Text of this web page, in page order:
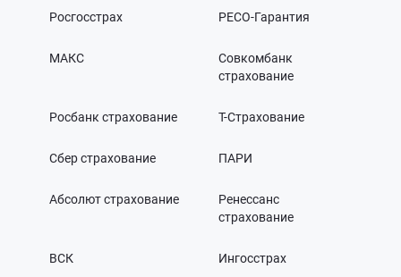
Росгосстрах РЕСО-Гарантия
МАКС
Совкомбанк
страхование
Росбанк страхование Т-Страхование
Сбер страхование ПАРИ
Абсолют страхование
Ренессанс
страхование
ВСК Ингосстрах